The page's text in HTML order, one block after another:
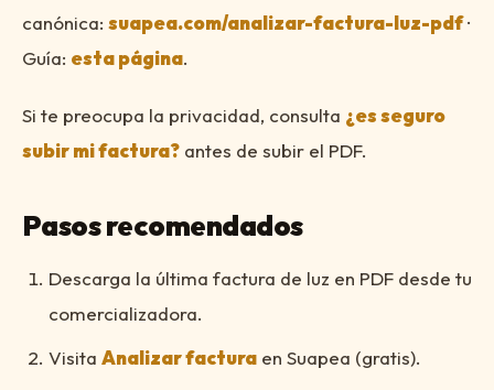
canónica: suapea.com/analizar-factura-luz-pdf·
Guía: esta página.
Si te preocupa la privacidad, consulta ¿es seguro
subir mi factura? antes de subir el PDF.
Pasos recomendados
Descarga la última factura de luz en PDF desde tu
comercializadora.
Visita Analizar factura en Suapea (gratis).